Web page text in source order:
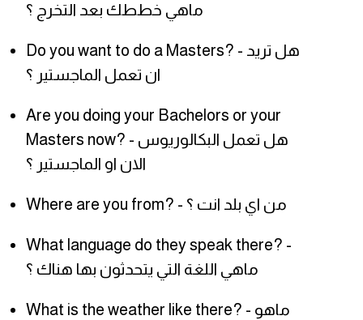
ماهي خططك بعد التخرج ؟
Do you want to do a Masters? - هل تريد
ان تعمل الماجستير ؟
Are you doing your Bachelors or your
Masters now? - هل تعمل البكالوريوس
الان او الماجستير ؟
Where are you from? - من اي بلد انت ؟
What language do they speak there? -
ماهي اللغة التي يتحدثون بها هناك ؟
What is the weather like there? - ماهو